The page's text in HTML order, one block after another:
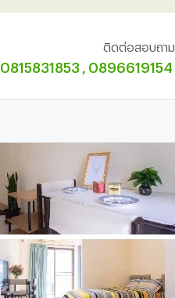
ติดต่อสอบถาม
0815831853 0896619154